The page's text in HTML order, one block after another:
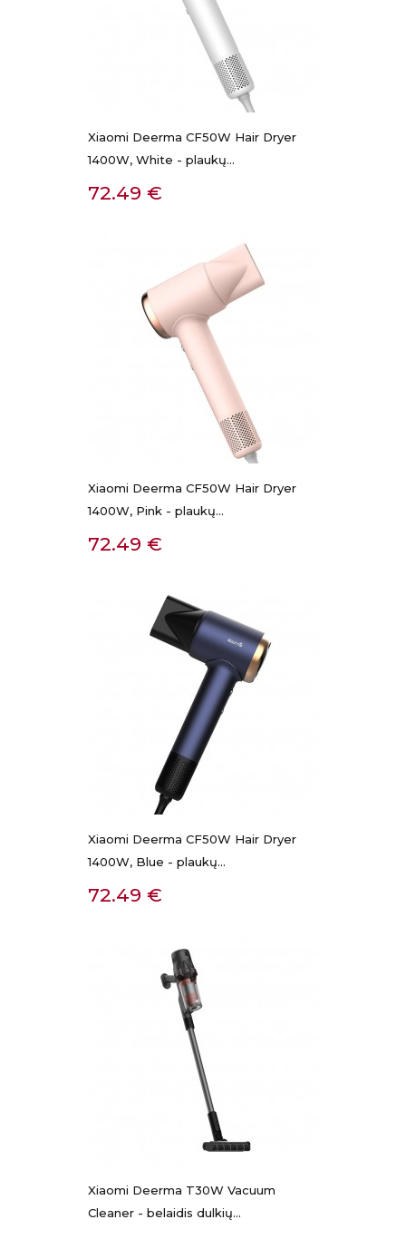
Xiaomi Deerma CF50W Hair Dryer
1400W, White - plaukų...
Kaina
72.49 €
Xiaomi Deerma CF50W Hair Dryer
1400W, Pink - plaukų...
Kaina
72.49 €
Xiaomi Deerma CF50W Hair Dryer
1400W, Blue - plaukų...
Kaina
72.49 €
Xiaomi Deerma T30W Vacuum
Cleaner - belaidis dulkių...